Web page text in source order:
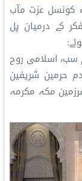
کونسل عزت مآب
کے درمیان پل
اسلامی روح
حرمین شریفین
مکہ مکرمہ